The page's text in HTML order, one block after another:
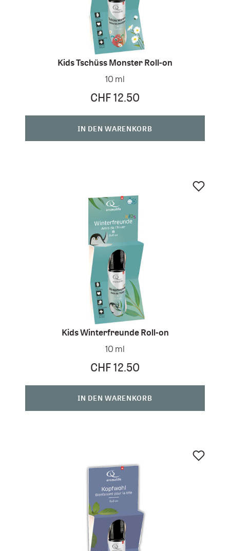
Kids Tschüss Monster Roll-on
10 ml
CHF 12.50
IN DEN WARENKORB
Kids Winterfreunde Roll-on
10 ml
CHF 12.50
IN DEN WARENKORB